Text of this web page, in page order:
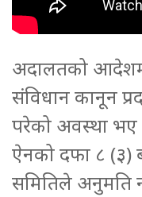
अदालतको
संविधान कानून
परेको अवस्था भए
ऐनको दफा ८ (३)
समितिले अनुमति